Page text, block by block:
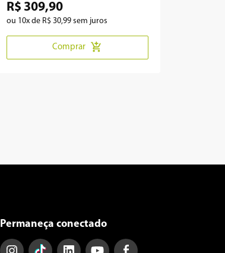
R$ 309,90
ou 10x de R$ 30,99 sem juros
Comprar
Permaneça conectado